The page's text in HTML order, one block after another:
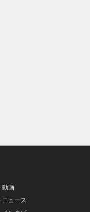
動画
ニュース